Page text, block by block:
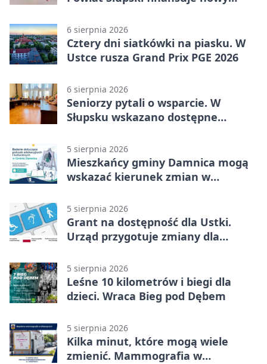
6 sierpnia 2026
Cztery dni siatkówki na piasku. W
Ustce rusza Grand Prix PGE 2026
6 sierpnia 2026
Seniorzy pytali o wsparcie. W
Słupsku wskazano dostępne
5 sierpnia 2026
Mieszkańcy gminy Damnica mogą
wskazać kierunek zmian w
5 sierpnia 2026
Grant na dostępność dla Ustki.
Urząd przygotuje zmiany dla
5 sierpnia 2026
Leśne 10 kilometrów i biegi dla
dzieci. Wraca Bieg pod Dębem
5 sierpnia 2026
Kilka minut, które mogą wiele
zmienić. Mammografia w